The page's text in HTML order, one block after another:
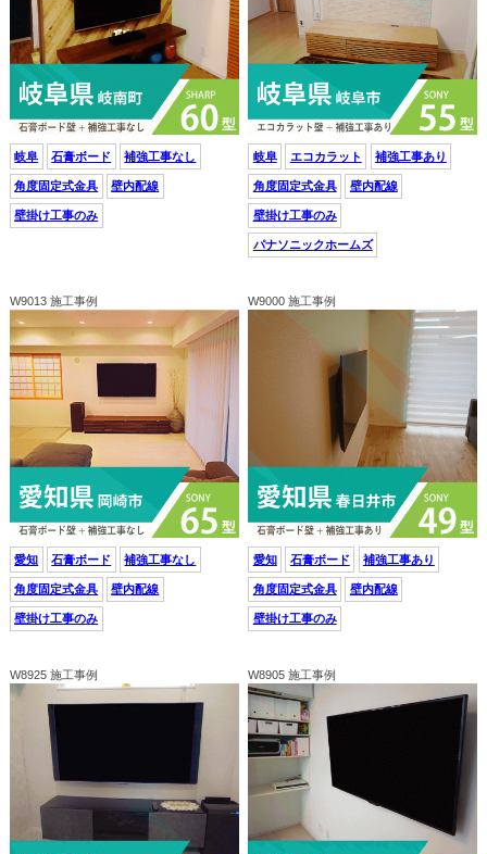
岐阜 石膏ボード 補強工事なし
角度固定式金具 壁内配線
壁掛け工事のみ
岐阜 エコカラット 補強工事あり
角度固定式金具 壁内配線
壁掛け工事のみ
パナソニックホームズ
W9013 施工事例
愛知 石膏ボード 補強工事なし
角度固定式金具 壁内配線
壁掛け工事のみ
W9000 施工事例
愛知 石膏ボード 補強工事あり
角度固定式金具 壁内配線
壁掛け工事のみ
W8925 施工事例 W8905 施工事例